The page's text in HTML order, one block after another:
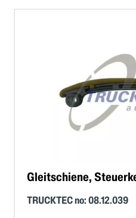
Gleitschiene,
TRUCKTEC no: 08.12.039